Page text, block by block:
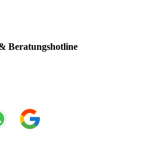
Beratungshotline